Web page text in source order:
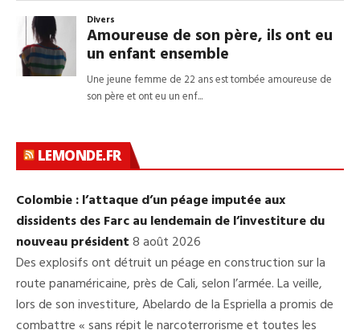
LEMONDE.FR
Colombie : l’attaque d’un péage imputée aux
dissidents des Farc au lendemain de l’investiture du
nouveau président8 août 2026
Des explosifs ont détruit un péage en construction sur la
route panaméricaine, près de Cali, selon l’armée. La veille,
lors de son investiture, Abelardo de la Espriella a promis de